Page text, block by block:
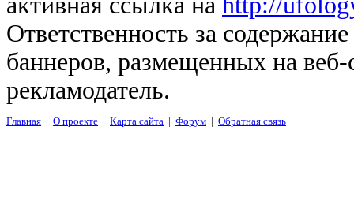
Ответственность за
баннеров, размещенных на
рекламодатель.
Главная | О проекте | Карта сайта | Форум | Обратная связь